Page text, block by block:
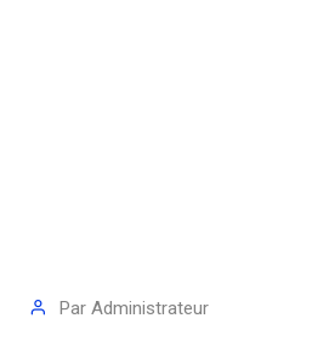
Par Administrateur